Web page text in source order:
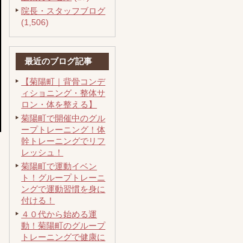
院長・スタッフブログ
(1,506)
最近のブログ記事
【菊陽町｜背骨コンデ
ィショニング・整体サ
ロン・体を整える】
菊陽町で開催中のグル
ープトレーニング！体
幹トレーニングでリフ
レッシュ！
菊陽町で運動イベン
ト！グループトレーニ
ングで運動習慣を身に
付ける！
４０代から始める運
動！菊陽町のグループ
トレーニングで健康に